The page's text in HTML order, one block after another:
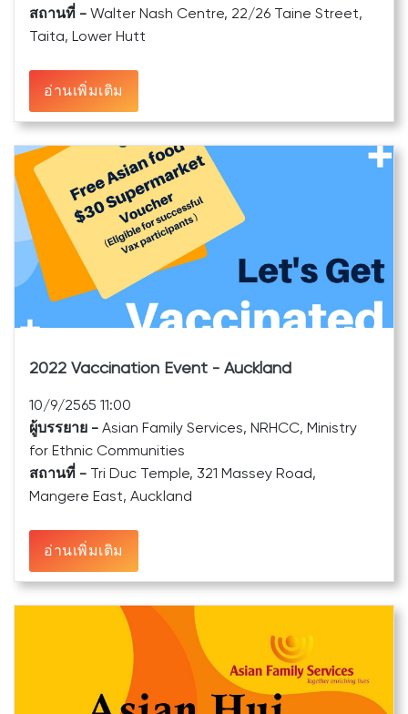
สถานที่ - Walter Nash Centre, 22/26 Taine Street,
Taita, Lower Hutt
อ่านเพิ่มเติม
2022 Vaccination Event - Auckland
10/9/2565 11:00
ผู้บรรยาย - Asian Family Services, NRHCC, Ministry
for Ethnic Communities
สถานที่ - Tri Duc Temple, 321 Massey Road,
Mangere East, Auckland
อ่านเพิ่มเติม